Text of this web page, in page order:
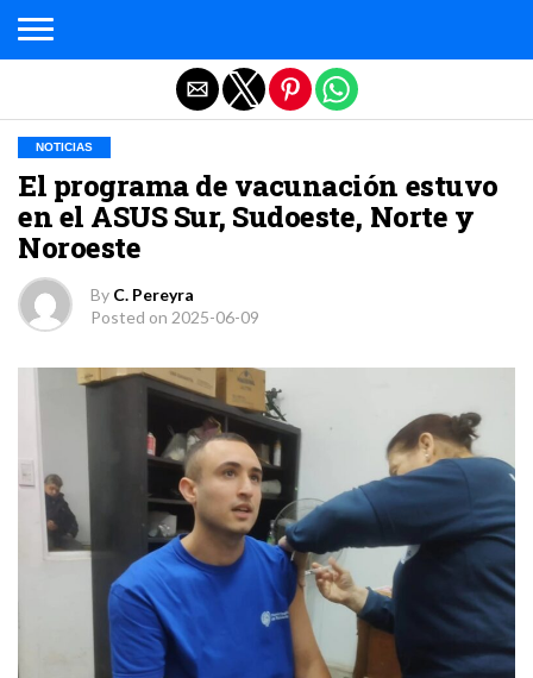
NOTICIAS
El programa de vacunación estuvo
en el ASUS Sur, Sudoeste, Norte y
Noroeste
By C. Pereyra
Posted on 2025-06-09